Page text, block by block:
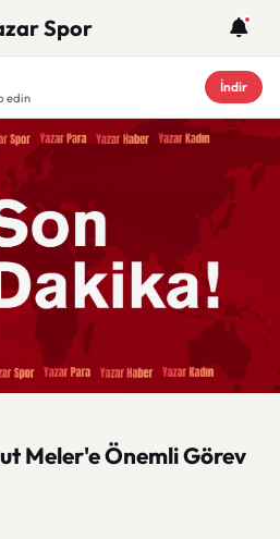
Spor
edin
İndir
Meler'e Önemli Görev